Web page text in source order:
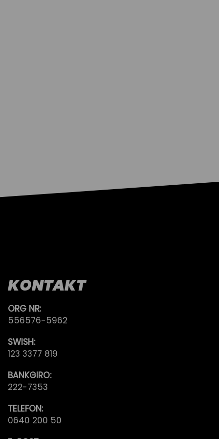
KONTAKT
ORG NR:
556576-5962
SWISH:
123 3377 819
BANKGIRO:
222-7353
TELEFON:
0640 200 50